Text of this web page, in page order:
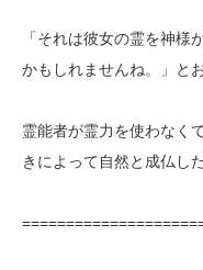
「それは彼女の霊を神様
かもしれませんね。」と
霊能者が霊力を使わなく
きによって自然と成仏し